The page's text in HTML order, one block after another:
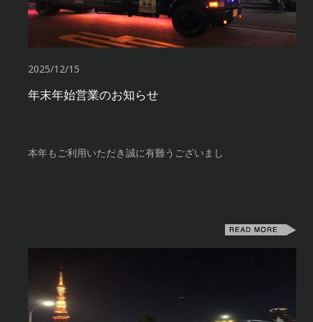
2025/12/15
年末年始営業のお知らせ
本年もご利用いただき誠に有難うございまし